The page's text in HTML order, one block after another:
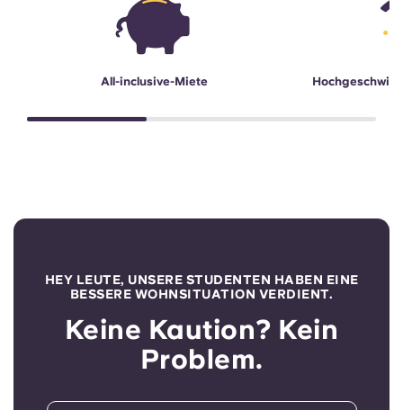
All-inclusive-Miete
HEY LEUTE, UNSERE STUDENTEN HABEN EINE
BESSERE WOHNSITUATION VERDIENT.
Keine Kaution? Kein
Problem.